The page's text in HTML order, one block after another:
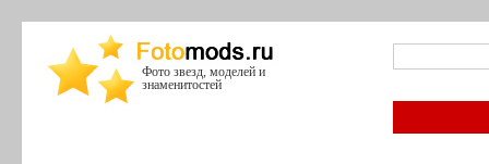
Фото звезд, моделей и
знаменитостей